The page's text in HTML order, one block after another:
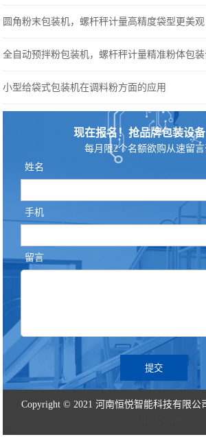
圆角粉末包装机，螺杆秤计量高精度袋型更美观
全自动预拌粉包装机，螺杆秤计量精准粉体包
小型给袋式包装机在调料粉方面的应用
现在报名！抢品牌包装设备
每月限2个名额欲购从速留
姓名
手机
留言
提交
Copyright © 2021 河南恒悦智能科技有限公